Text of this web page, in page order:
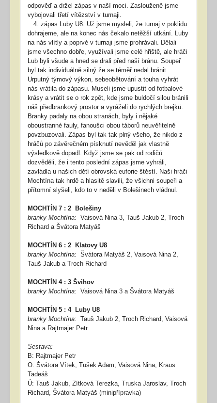
odpověď a držel zápas v naší moci. Zaslouženě jsme
vybojovali třetí vítězství v turnaji.
4. zápas Luby U8. Už jsme mysleli, že turnaj v poklidu
dohrajeme, ale na konec nás čekalo netěžší utkání. Luby
na nás vlítly a poprvé v turnaji jsme prohrávali. Dělali
jsme všechno dobře, využívali jsme celé hřiště, ale hráči
Lub byli všude a hned se drali před naší bránu. Soupeř
byl tak individuálně silný že se téměř nedal bránit.
Urputný týmový výkon, sebeobětování a touha vyhrát
nás vrátila do zápasu. Museli jsme upustit od fotbalové
krásy a vrátit se o rok zpět, kde jsme buldočí silou bránili
náš předbrankový prostor a vyráželi do rychlých brejků.
Branky padaly na obou stranách, byly i nějaké
oboustranné fauly, fanoušci obou táborů neuvěřitelně
povzbuzovali. Zápas byl tak tak plný všeho, že nikdo z
hráčů po závěrečném písknutí nevěděl jak vlastně
výsledkově dopadl. Když jsme se pak od rodičů
dozvěděli, že i tento poslední zápas jsme vyhráli,
zavládla u našich dětí obrovská euforie štěstí. Naši hráči
Mochtína tak hrdě a hlasitě slavili, že všichni soupeři a
přítomní slyšeli, kdo to v neděli v Bolešinech vládnul.
MOCHTÍN 7 : 2 Bolešiny
branky Mochtína: Vaisová Nina 3, Tauš Jakub 2, Troch
Richard a Švátora Matyáš
MOCHTÍN 6 : 2 Klatovy U8
branky Mochtína: Švátora Matyáš 2, Vaisová Nina 2,
Tauš Jakub a Troch Richard
MOCHTÍN 4 : 3 Švihov
branky Mochtína: Vaisová Nina 3 a Švátora Matyáš
MOCHTÍN 5 : 4 Luby U8
branky Mochtína: Tauš Jakub 2, Troch Richard, Vaisová
Nina a Rajtmajer Petr
Sestava:
B: Rajtmajer Petr
O: Švátora Vítek, Tušek Adam, Vaisová Nina, Kraus
Tadeáš
Ú: Tauš Jakub, Zítková Terezka, Truska Jaroslav, Troch
Richard, Švátora Matyáš (minipřípravka)